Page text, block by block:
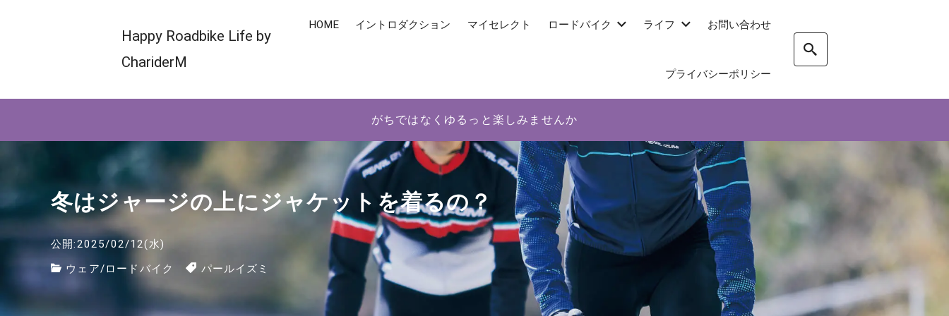
Happy Roadbike Life by
ChariderM
HOME イントロダクション マイセレクト ロードバイク ライフ お問い合わせ
プライバシーポリシー
がちではなくゆるっと楽しみませんか
冬はジャージの上にジャケットを着るの？
公開:2025/02/12(水)
ウェア/ロードバイク パールイズミ